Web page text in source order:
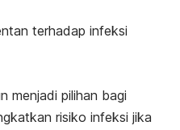
terhadap infeksi
menjadi pilihan bagi
risiko infeksi jika